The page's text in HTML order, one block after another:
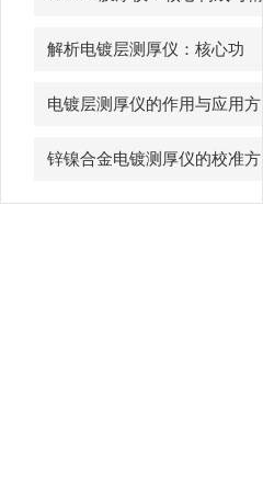
密协作的科技密码
解析电镀层测厚仪：核心功
能、行业应用与技术亮点
电镀层测厚仪的作用与应用方
向分析
锌镍合金电镀测厚仪的校准方
法与重要性